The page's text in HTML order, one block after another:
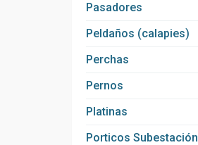
Pasadores
Peldaños (calapies)
Perchas
Pernos
Platinas
Porticos Subestación